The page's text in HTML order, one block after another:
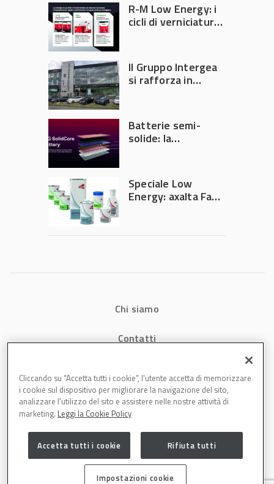
R-M Low Energy: i
cicli di verniciatura
tempi e costi in
carrozzeria
Il Gruppo Intergea
si rafforza in
Batterie semi-
solide: la
accelerare la
rivoluzione
dell’auto elettrica
Speciale Low
Energy: axalta Fast
riduce consumi
produttività in
Chi siamo
Contatti
Cookies
Cliccando su “Accetta tutti i cookie”, l'utente accetta di memorizzare
i cookie sul dispositivo per migliorare la navigazione del sito,
analizzare l'utilizzo del sito e assistere nelle nostre attività di
marketing. Leggi la Cookie Policy
Accetta tutti i cookie Rifiuta tutti
Impostazioni cookie